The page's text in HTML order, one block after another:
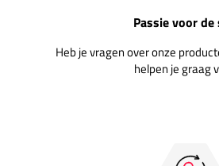
Passie voor
Heb je vragen over onze
helpen je graag